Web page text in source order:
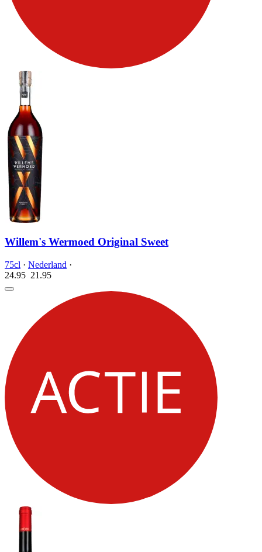
Willem's Wermoed Original Sweet
75cl · Nederland ·
24.95 21.95